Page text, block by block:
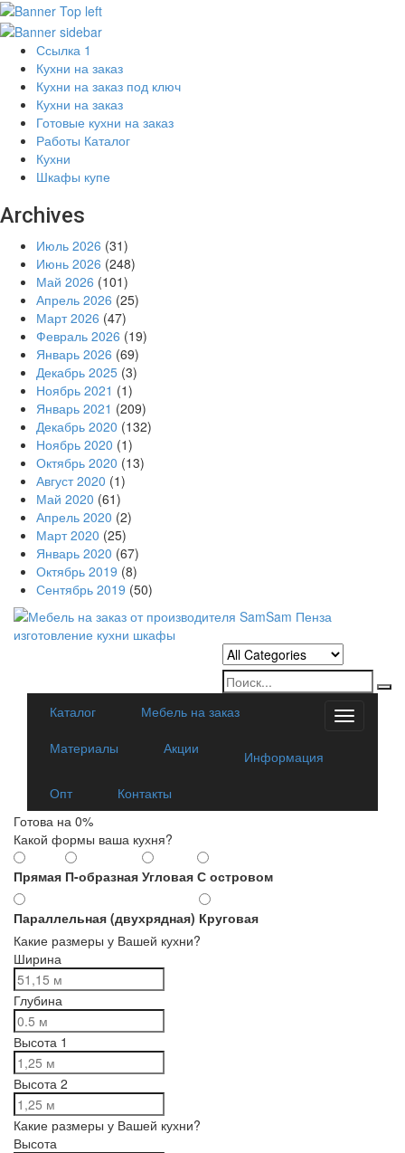
Ссылка 1
Кухни на заказ
Кухни на заказ под ключ
Кухни на заказ
Готовые кухни на заказ
Работы Каталог
Кухни
Шкафы купе
Archives
Июль 2026 (31)
Июнь 2026 (248)
Май 2026 (101)
Апрель 2026 (25)
Март 2026 (47)
Февраль 2026 (19)
Январь 2026 (69)
Декабрь 2025 (3)
Ноябрь 2021 (1)
Январь 2021 (209)
Декабрь 2020 (132)
Ноябрь 2020 (1)
Октябрь 2020 (13)
Август 2020 (1)
Май 2020 (61)
Апрель 2020 (2)
Март 2020 (25)
Январь 2020 (67)
Октябрь 2019 (8)
Сентябрь 2019 (50)
Categories
Каталог
Мебель на заказ
Материалы
Акции
Информация
Опт
Контакты
Готова на 0%
Какой формы ваша кухня?
Прямая П-образная Угловая С островом
Параллельная (двухрядная) Круговая
Какие размеры у Вашей кухни?
Ширина
Глубина
Высота 1
Высота 2
Какие размеры у Вашей кухни?
Высота